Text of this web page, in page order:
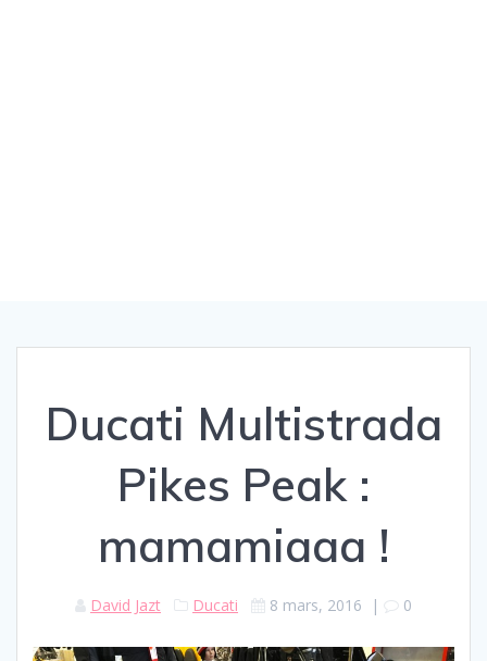
Ducati Multistrada
Pikes Peak :
mamamiaaa !
David Jazt Ducati 8 mars, 2016 | 0